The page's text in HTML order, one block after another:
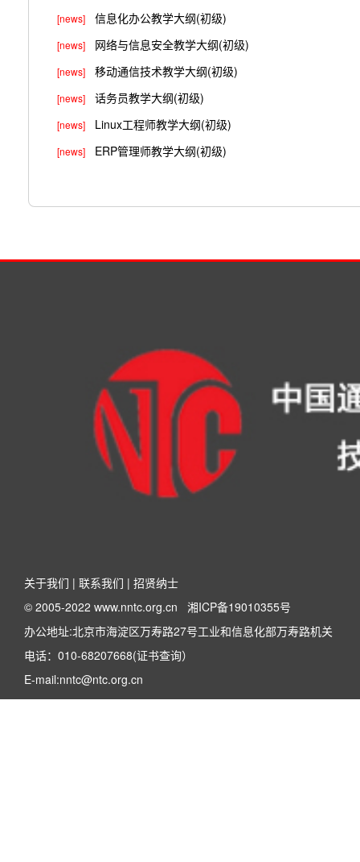
[news] 信息化办公教学大纲(初级)
[news] 网络与信息安全教学大纲(初级)
[news] 移动通信技术教学大纲(初级)
[news] 话务员教学大纲(初级)
[news] Linux工程师教学大纲(初级)
[news] ERP管理师教学大纲(初级)
关于我们 | 联系我们 | 招贤纳士
© 2005-2022 www.nntc.org.cn 湘ICP备19010355号
办公地址:北京市海淀区万寿路27号工业和信息化部万寿路机关
电话：010-68207668(证书查询）
E-mail:nntc@ntc.org.cn